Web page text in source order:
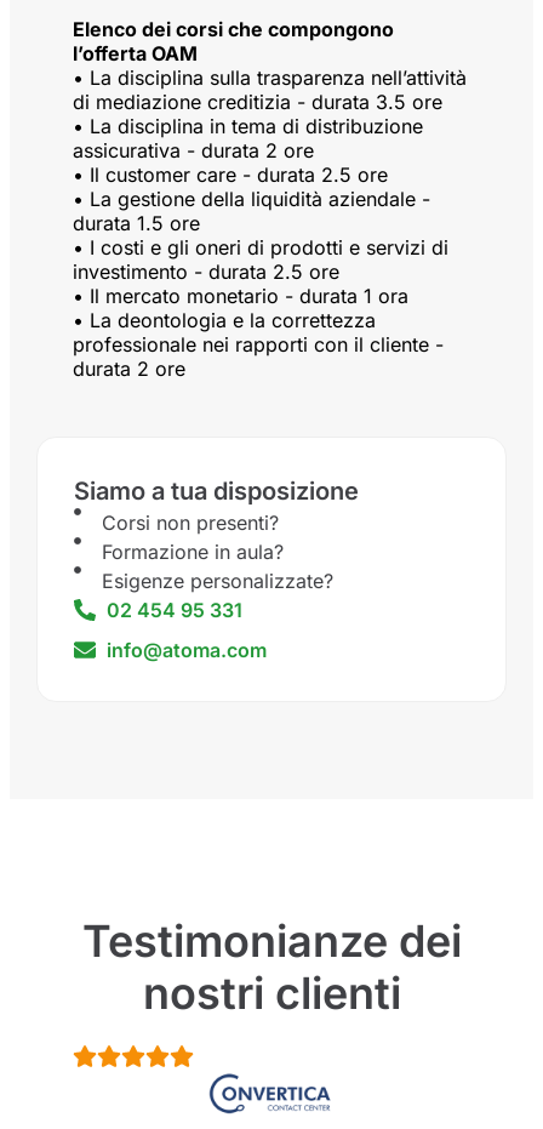
Elenco dei corsi che compongono
l’offerta OAM
• La disciplina sulla trasparenza nell’attività
di mediazione creditizia - durata 3.5 ore
• La disciplina in tema di distribuzione
assicurativa - durata 2 ore
• Il customer care - durata 2.5 ore
• La gestione della liquidità aziendale -
durata 1.5 ore
• I costi e gli oneri di prodotti e servizi di
investimento - durata 2.5 ore
• Il mercato monetario - durata 1 ora
• La deontologia e la correttezza
professionale nei rapporti con il cliente -
durata 2 ore
Siamo a tua disposizione
Corsi non presenti?
Formazione in aula?
Esigenze personalizzate?
02 454 95 331
info@atoma.com
Testimonianze dei
nostri clienti